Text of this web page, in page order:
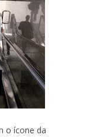
o ícone da